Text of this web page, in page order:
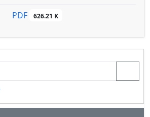
hervor, die mit der raschen
Integration von Instrumenten
Social-Media-Algorithmen
Kommunikationsplattformen in
sich Interaktionsmuster,
und kulturelle Normen
Interviews und folgt einem
PDF 626.21 K